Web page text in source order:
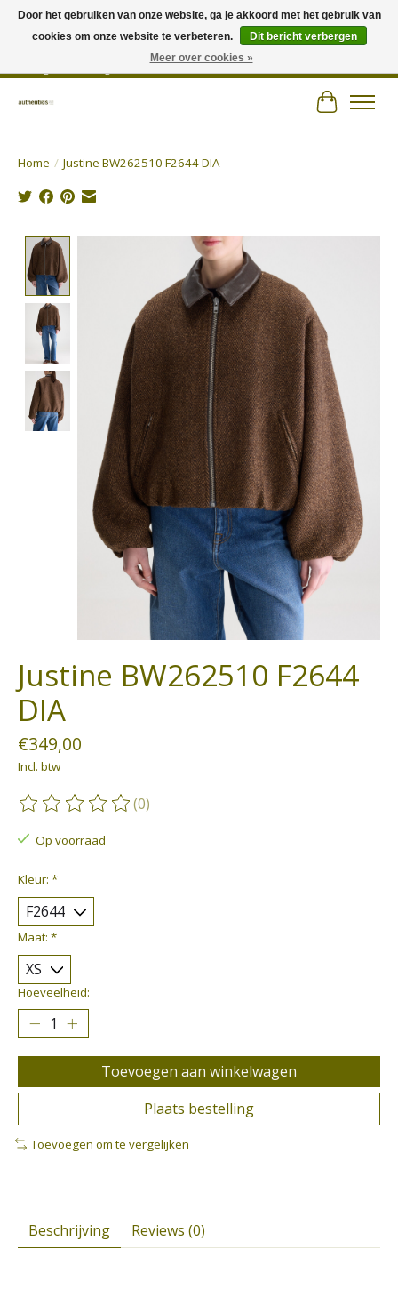
Wij hechten veel belang aan persoonlijk advies en zorgen voor jouw outfit! |
Authentics - Plezantstraat 22 - 9220 Hamme - Tel 052 25 67 00 - Open van
Home / Justine BW262510 F2644 DIA
Product image slideshow Items
Justine BW262510 F2644
DIA
€349,00
Incl. btw
De beoordeling van dit product is
(0)
Op voorraad
Kleur: *
Maat: *
Hoeveelheid:
Toevoegen aan winkelwagen
Plaats bestelling
Toevoegen om te vergelijken
Beschrijving Reviews (0)
Door het gebruiken van onze website, ga je akkoord met het gebruik van
cookies om onze website te verbeteren.
Dit bericht verbergen
Meer over cookies »